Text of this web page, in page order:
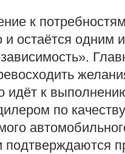
к
остаётся одним
идёт к
по
подтверждаются